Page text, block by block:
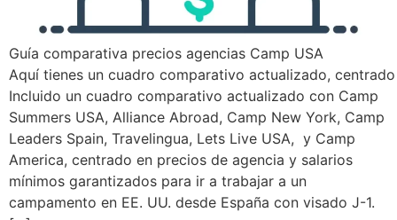
Guía comparativa precios agencias Camp USA
Aquí tienes un cuadro comparativo actualizado,
Incluido un cuadro comparativo actualizado con Camp
Summers USA, Alliance Abroad, Camp New York, Camp
Leaders Spain, Travelingua, Lets Live USA, y Camp
America, centrado en precios de agencia y salarios
mínimos garantizados para ir a trabajar a un
campamento en EE. UU. desde España con visado J-1.